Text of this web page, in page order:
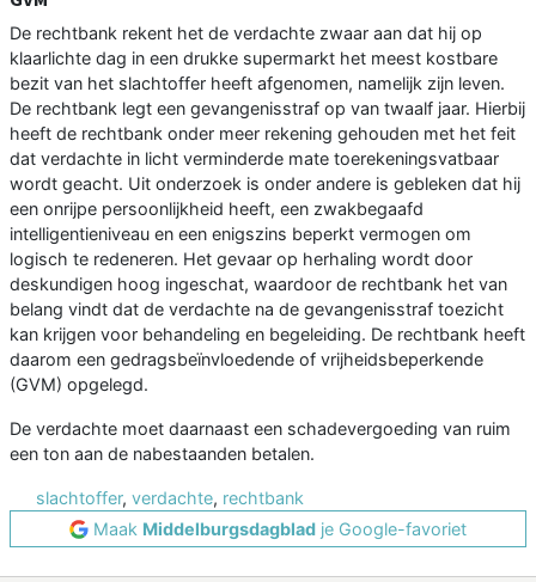
De rechtbank rekent het de verdachte zwaar aan dat hij op
klaarlichte dag in een drukke supermarkt het meest kostbare
bezit van het slachtoffer heeft afgenomen, namelijk zijn leven.
De rechtbank legt een gevangenisstraf op van twaalf jaar. Hierbij
heeft de rechtbank onder meer rekening gehouden met het feit
dat verdachte in licht verminderde mate toerekeningsvatbaar
wordt geacht. Uit onderzoek is onder andere is gebleken dat hij
een onrijpe persoonlijkheid heeft, een zwakbegaafd
intelligentieniveau en een enigszins beperkt vermogen om
logisch te redeneren. Het gevaar op herhaling wordt door
deskundigen hoog ingeschat, waardoor de rechtbank het van
belang vindt dat de verdachte na de gevangenisstraf toezicht
kan krijgen voor behandeling en begeleiding. De rechtbank heeft
daarom een gedragsbeïnvloedende of vrijheidsbeperkende
(GVM) opgelegd.
De verdachte moet daarnaast een schadevergoeding van ruim
een ton aan de nabestaanden betalen.
slachtoffer, verdachte, rechtbank
Maak Middelburgsdagblad je Google-favoriet